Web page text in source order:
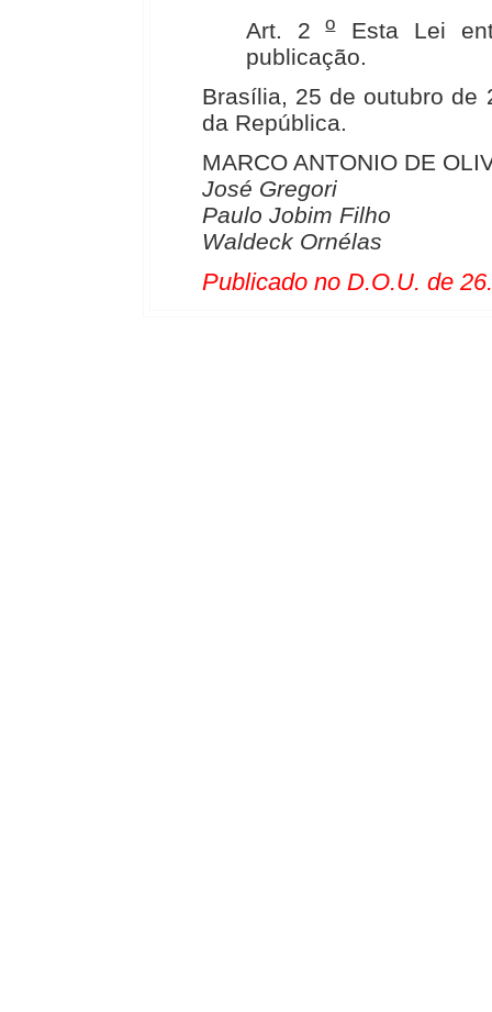
Art. 2
oEsta Lei
publicação.
Brasília, 25 de outubro de
da República.
MARCO ANTONIO DE
José Gregori
Paulo Jobim Filho
Waldeck Ornélas
Publicado no D.O.U. de